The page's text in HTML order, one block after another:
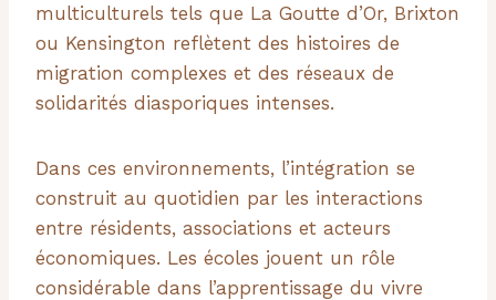
multiculturels tels que La Goutte d’Or, Brixton
ou Kensington reflètent des histoires de
migration complexes et des réseaux de
solidarités diasporiques intenses.
Dans ces environnements, l’intégration se
construit au quotidien par les interactions
entre résidents, associations et acteurs
économiques. Les écoles jouent un rôle
considérable dans l’apprentissage du vivre